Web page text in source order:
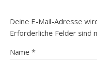
Deine E-Mail-Adresse
Erforderliche Felder sind
Name *